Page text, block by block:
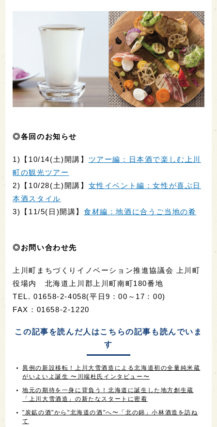
◎各回のお知らせ
1)【10/14(土)開講】 ツアー編：日本酒で楽しむ上川
町の観光ツアー
2)【10/28(土)開講】 女性イベント編：女性が喜ぶ日
本酒スタイル
3)【11/5(日)開講】食材編：地酒に合うご当地の肴
◎お問い合わせ先
上川町まちづくりイノベーション推進協議会 上川町
役場内 北海道上川郡上川町南町180番地
TEL. 01658-2-4058(平日9：00～17：00)
FAX：01658-2-1220
この記事を読んだ人はこちらの記事も読んでいま
す
異例の新設移転！上川大雪酒造による北海道初の全量純米蔵
がいよいよ誕生 〜川端杜氏インタビュー〜
地元の期待を一身に背負う！北海道に誕生した地方創生蔵
「上川大雪酒造」の新たなスタートに密着
"炭鉱の酒"から"北海道の酒"へ〜「北の錦」小林酒造を訪ね
て